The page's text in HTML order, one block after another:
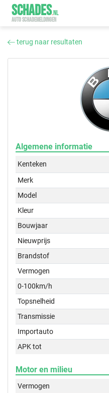
SCHADES.NL
AUTO SCHADEMELDINGEN
terug naar resultaten
Algemene informatie
Kenteken
Merk
Model
Kleur
Bouwjaar
Nieuwprijs
Brandstof
Vermogen
0-100km/h
Topsnelheid
Transmissie
Importauto
APK tot
Motor en milieu
Vermogen